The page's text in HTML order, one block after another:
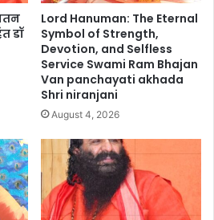
डॉ
Lord Hanuman: The Eternal
Symbol of Strength,
Devotion, and Selfless
Service Swami Ram Bhajan
Van panchayati akhada
Shri niranjani
August 4, 2026